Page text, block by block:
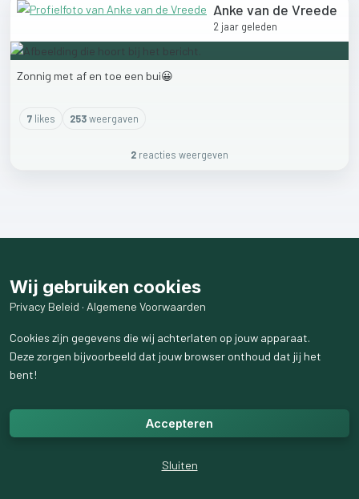
Anke van de Vreede
2 jaar geleden
Zonnig met af en toe een bui😀
7likes 253weergaven
2 reacties weergeven
Wij gebruiken cookies
Privacy Beleid · Algemene Voorwaarden
Cookies zijn gegevens die wij achterlaten op jouw apparaat.
Deze zorgen bijvoorbeeld dat jouw browser onthoud dat jij het
bent!
Accepteren
Sluiten